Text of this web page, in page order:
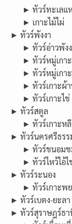
► ทัวร์ทะเลแ
► เกาะไม้ไผ่
► ทัวร์พังงา
► ทัวร์อ่าวพัง
► ทัวร์หมู่เกา
► ทัวร์หมู่เกา
► ทัวร์เกาะผ้
► ทัวร์เกาะไข่
► ทัวร์สตูล
► ทัวร์เกาะหลี
► ทัวร์นครศรีธรร
► ทัวร์ขนอม
► ทัวร์ไหว้ไอ้ไ
► ทัวร์ระนอง
► ทัวร์เกาะพ
► ทัวร์เบตง-ยะลา
► ทัวร์สุราษฎร์ธ